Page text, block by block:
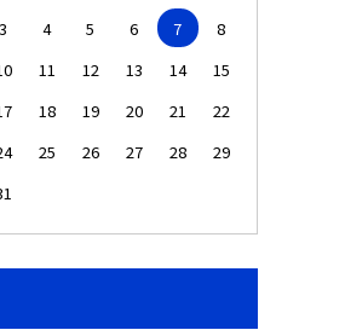
3 4 5 6 7
8
11 12 13 14
15
18 19 20 21
22
25 26 27 28
29